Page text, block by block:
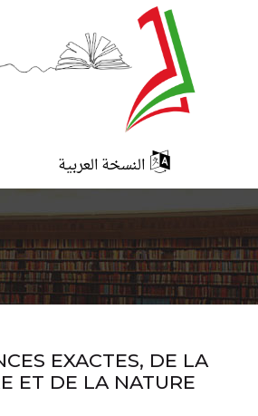
النسخة العربية
EXACTES, DE LA
ET DE LA NATURE